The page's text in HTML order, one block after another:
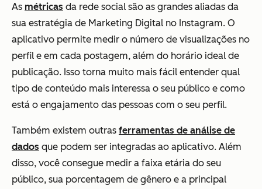
As métricas da rede social são as grandes aliadas da
sua estratégia de Marketing Digital no Instagram. O
aplicativo permite medir o número de visualizações no
perfil e em cada postagem, além do horário ideal de
publicação. Isso torna muito mais fácil entender qual
tipo de conteúdo mais interessa o seu público e como
está o engajamento das pessoas com o seu perfil.
Também existem outras ferramentas de análise de
dados que podem ser integradas ao aplicativo. Além
disso, você consegue medir a faixa etária do seu
público, sua porcentagem de gênero e a principal